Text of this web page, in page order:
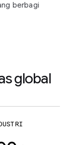
berbagi
global